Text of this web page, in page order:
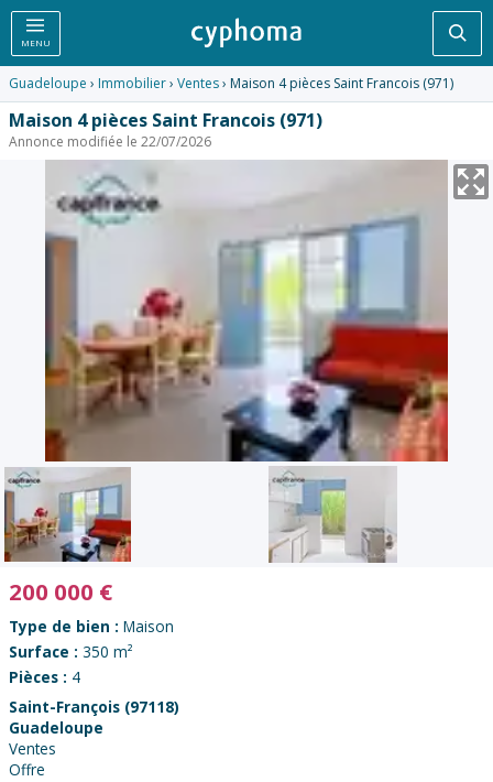
MENU
Guadeloupe › Immobilier› Ventes› Maison 4 pièces Saint Francois (971)
Maison 4 pièces Saint Francois (971)
Annonce modifiée le 22/07/2026
200 000 €
Type de bien : Maison
Surface : 350 m²
Pièces : 4
Saint-François (97118)
Guadeloupe
Ventes
Offre